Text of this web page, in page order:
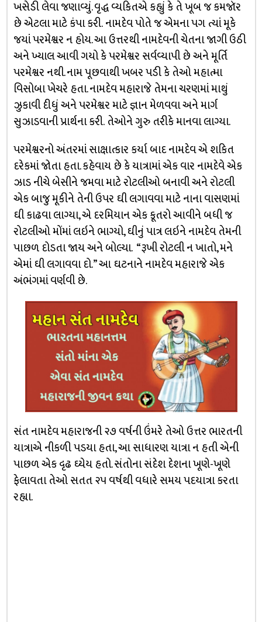
ખસેડી લેવા જણાવ્યું. વૃદ્ધ વ્યકિતએ કહ્યું કે તે ખૂબ જ કમજૉર
છે એટલા માટે કંપા કરી. નામદેવ પોતે જ એમના પગ ત્યાં મૂકે
જયાં પરમેશ્વર ન હોય. આ ઉત્તરથી નામદેવની ચેતના જાગી ઉઠી
અને ખ્યાલ આવી ગયો કે પરમેશ્વર સર્વવ્યાપી છે અને મૂર્તિ
પરમેશ્વર નથી. નામ પૂછવાથી ખબર પડી કે તેઓ મહાત્મા
વિસોબા ખેચરે હતા. નામદેવ મહારાજે તેમના ચરણમાં માથું
ઝુકાવી દીધું અને પરમેશ્વર માટે જ્ઞાન મેળવવા અને માર્ગ
સુઝાડવાની પ્રાર્થના કરી. તેઓને ગુરુ તરીકે માનવા લાગ્યા.
પરમેશ્વરનો અંતરમાં સાક્ષાત્કાર કર્યા બાદ નામદેવ એ શકિત
દરેકમાં જોતા હતા. કહેવાય છે કે યાત્રામાં એક વાર નામદેવે એક
ઝાડ નીચે બેસીને જમવા માટે રોટલીઓ બનાવી અને રોટલી
એક બાજુ મૂકીને તેની ઉપર ઘી લગાવવા માટે નાના વાસણમાં
ઘી કાઢવા લાગ્યા, એ દરમિયાન એક કૂતરો આવીને બધી જ
રોટલીઓ મોંમાં લઇને ભાગ્યો, ઘીનું પાત્ર લઇને નામદેવ તેમની
પાછળ દોડતા જાય અને બોલ્યા. “રૂખી રોટલી ન ખાતો, મને
એમાં ઘી લગાવવા દો.” આ ઘટનાને નામદેવ મહારાજે એક
અંભંગમાં વર્ણવી છે.
સંત નામદેવ મહારાજની ૨૭ વર્ષની ઉંમરે તેઓ ઉત્તર ભારતની
યાત્રાએ નીકળી પડયા હતા, આ સાધારણ યાત્રા ન હતી એની
પાછળ એક દૃઢ ઘ્યેય હતો. સંતોના સંદેશ દેશના ખૂણે-ખૂણે
ફેલાવતા તેઓ સતત ૨૫ વર્ષથી વધારે સમય પદયાત્રા કરતા
રહ્યા.